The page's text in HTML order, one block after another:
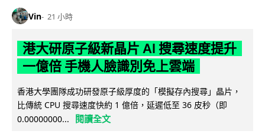
Vin 21 小時
港大研原子級新晶片 AI 搜尋速度提升
一億倍 手機人臉識別免上雲端
香港大學團隊成功研發原子級厚度的「模擬存內搜尋」晶片，
比傳統 CPU 搜尋速度快約 1 億倍，延遲低至 36 皮秒（即
0.00000000...
閱讀全文